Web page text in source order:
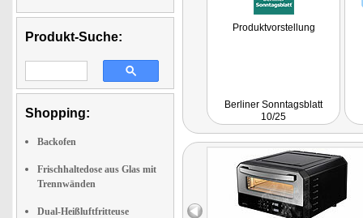
Produkt-Suche:
Shopping:
Backofen
Frischhaltedose aus Glas mit
Trennwänden
Dual-Heißluftfritteuse
Produktvorstellung
Berliner Sonntagsblatt
10/25